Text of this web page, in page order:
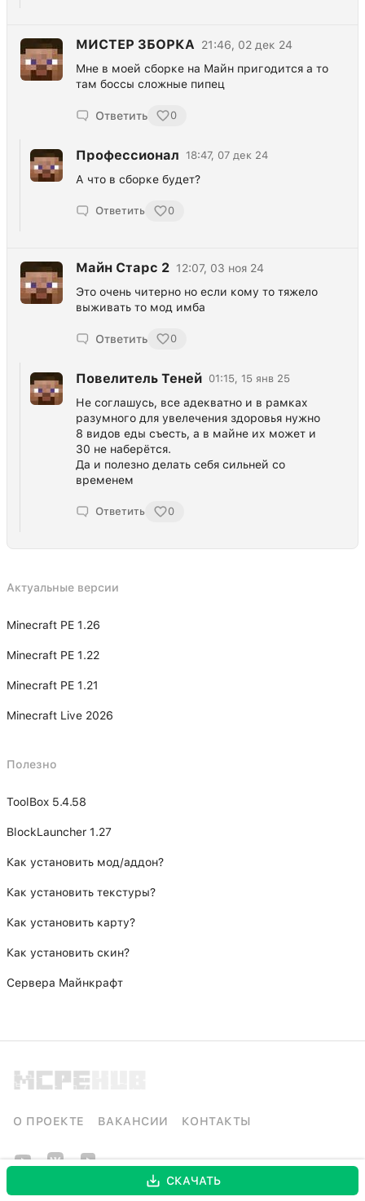
СКАЧАТЬ
МИСТЕР ЗБОРКА
21:46, 02 дек 24
Мне в моей сборке на Майн пригодится а то
там боссы сложные пипец
Ответить 0
Профессионал 18:47, 07 дек 24
А что в сборке будет?
Ответить 0
Майн Старс 2 12:07, 03 ноя 24
Это очень читерно но если кому то тяжело
выживать то мод имба
Ответить 0
Повелитель Теней 01:15, 15 янв 25
Не соглашусь, все адекватно и в рамках
разумного для увелечения здоровья нужно
8 видов еды съесть, а в майне их может и
30 не наберётся.
Да и полезно делать себя сильней со
временем
Ответить 0
Актуальные версии
Minecraft PE 1.26
Minecraft PE 1.22
Minecraft PE 1.21
Minecraft Live 2026
Полезно
ToolBox 5.4.58
BlockLauncher 1.27
Как установить мод/аддон?
Как установить текстуры?
Как установить карту?
Как установить скин?
Сервера Майнкрафт
О ПРОЕКТЕ ВАКАНСИИ КОНТАКТЫ